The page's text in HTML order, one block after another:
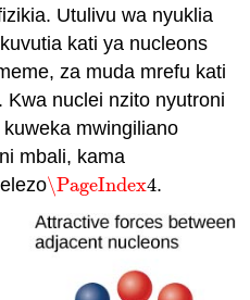
Utulivu wa nyuklia
kati ya nucleons
za muda mrefu kati
nuclei nzito nyutroni
mwingiliano
mbali, kama
\PageIndex4
\PageIndex4.